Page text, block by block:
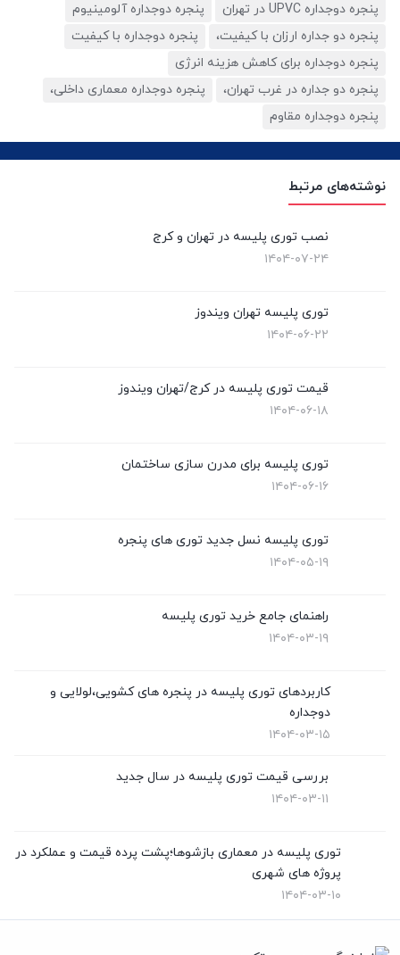
پنجره دوجداره UPVC در تهران
پنجره دوجداره آلومینیوم
پنجره دو جداره ارزان با کیفیت،
پنجره دوجداره با کیفیت
پنجره دوجداره برای کاهش هزینه انرژی
پنجره دو جداره در غرب تهران،
پنجره دوجداره معماری داخلی،
پنجره دوجداره مقاوم
نوشته‌های مرتبط
نصب توری پلیسه در تهران و کرج
۱۴۰۴-۰۷-۲۴
توری پلیسه تهران ویندوز
۱۴۰۴-۰۶-۲۲
قیمت توری پلیسه در کرج/تهران ویندوز
۱۴۰۴-۰۶-۱۸
توری پلیسه برای مدرن سازی ساختمان
۱۴۰۴-۰۶-۱۶
توری پلیسه نسل جدید توری های پنجره
۱۴۰۴-۰۵-۱۹
راهنمای جامع خرید توری پلیسه
۱۴۰۴-۰۳-۱۹
کاربردهای توری پلیسه در پنجره های کشویی،لولایی و
دوجداره
۱۴۰۴-۰۳-۱۵
بررسی قیمت توری پلیسه در سال جدید
۱۴۰۴-۰۳-۱۱
توری پلیسه در معماری بازشوها؛پشت پرده قیمت و عملکرد در
پروژه های شهری
۱۴۰۴-۰۳-۱۰